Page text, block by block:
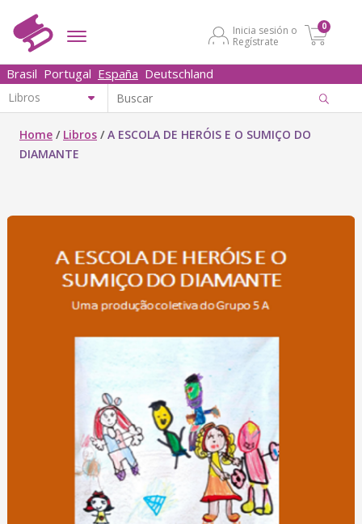
Inicia sesión o
Regístrate
0
Brasil Portugal España Deutschland
Home / Libros /A ESCOLA DE HERÓIS E O SUMIÇO DO
DIAMANTE